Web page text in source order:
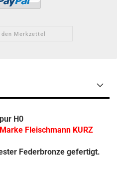
Merkzettel
H0
Marke Fleischmann KURZ
Federbronze gefertigt.